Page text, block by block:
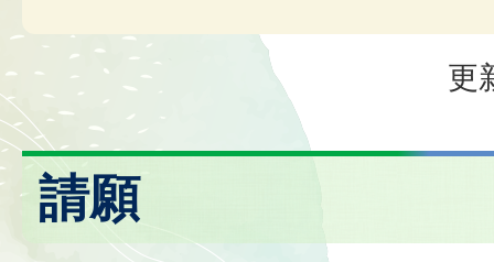
更
請願